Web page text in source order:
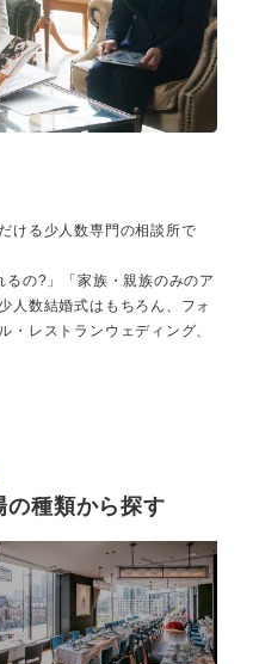
ける少人数専門の相談所で
るの?」「家族・親族のみのア
人数結婚式はもちろん、フォ
・レストランウェディング、
の種類から探す